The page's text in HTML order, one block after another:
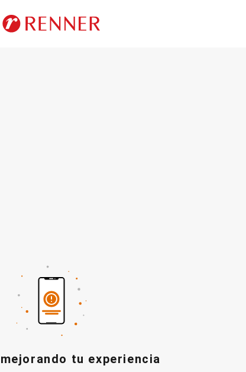
tu experiencia